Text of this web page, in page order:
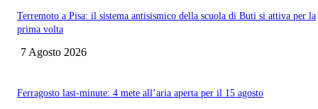
Terremoto a Pisa: il sistema antisismico della scuola di Buti si attiva per la
prima volta
7 Agosto 2026
Ferragosto last-minute: 4 mete all’aria aperta per il 15 agosto